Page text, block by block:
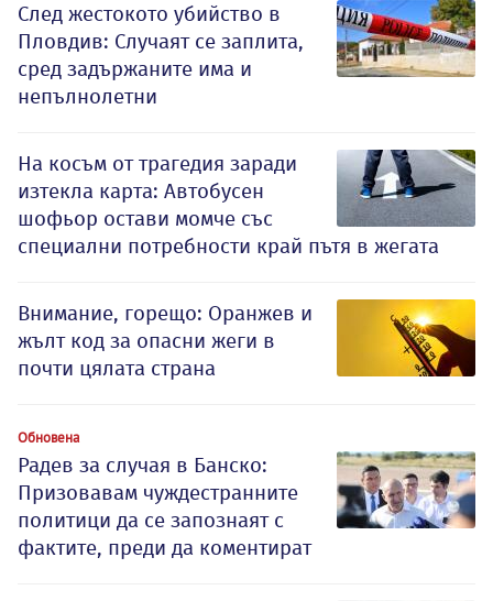
След жестокото убийство в
Пловдив: Случаят се заплита,
сред задържаните има и
непълнолетни
На косъм от трагедия заради
изтекла карта: Автобусен
шофьор остави момче със
специални потребности край пътя в жегата
Внимание, горещо: Оранжев и
жълт код за опасни жеги в
почти цялата страна
Обновена
Радев за случая в Банско:
Призовавам чуждестранните
политици да се запознаят с
фактите, преди да коментират